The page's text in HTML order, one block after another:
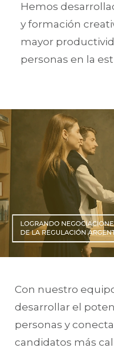
Hemos
y formación
mayor
personas en la
Con nuestro
desarrollar el
personas y
candidatos más